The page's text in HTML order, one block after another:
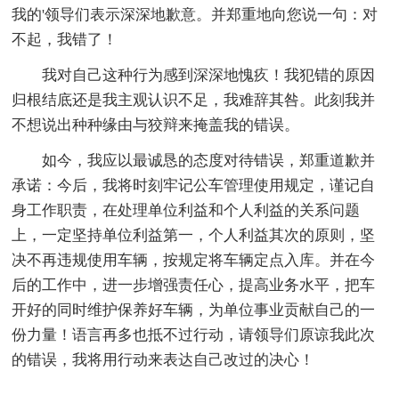
我的'领导们表示深深地歉意。并郑重地向您说一句：对
不起，我错了！
我对自己这种行为感到深深地愧疚！我犯错的原因
归根结底还是我主观认识不足，我难辞其咎。此刻我并
不想说出种种缘由与狡辩来掩盖我的错误。
如今，我应以最诚恳的态度对待错误，郑重道歉并
承诺：今后，我将时刻牢记公车管理使用规定，谨记自
身工作职责，在处理单位利益和个人利益的关系问题
上，一定坚持单位利益第一，个人利益其次的原则，坚
决不再违规使用车辆，按规定将车辆定点入库。并在今
后的工作中，进一步增强责任心，提高业务水平，把车
开好的同时维护保养好车辆，为单位事业贡献自己的一
份力量！语言再多也抵不过行动，请领导们原谅我此次
的错误，我将用行动来表达自己改过的决心！